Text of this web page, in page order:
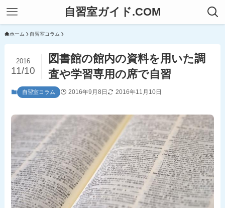
自習室ガイド.COM
ホーム 自習室コラム
図書館の館内の資料を用いた調
査や学習専用の席で自習
2016
11/10
自習室コラム 2016年9月8日 2016年11月10日